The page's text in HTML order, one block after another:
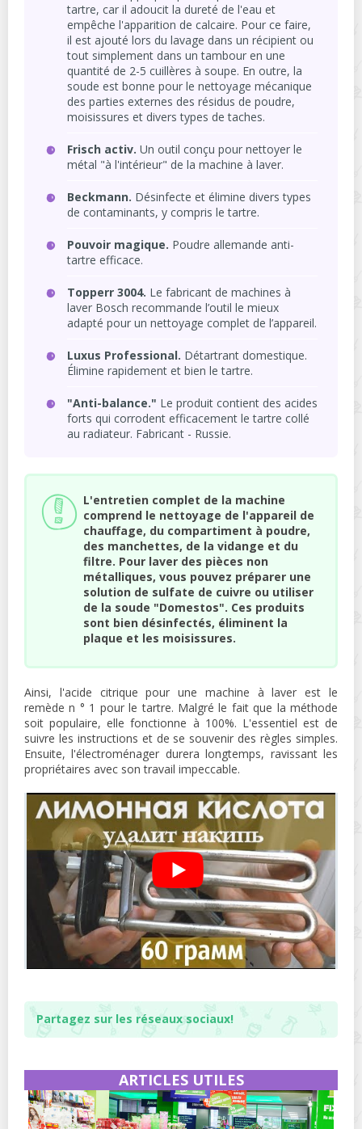
tartre, car il adoucit la dureté de l'eau et
empêche l'apparition de calcaire. Pour ce faire,
il est ajouté lors du lavage dans un récipient ou
tout simplement dans un tambour en une
quantité de 2-5 cuillères à soupe. En outre, la
soude est bonne pour le nettoyage mécanique
des parties externes des résidus de poudre,
moisissures et divers types de taches.
Frisch activ. Un outil conçu pour nettoyer le
métal "à l'intérieur" de la machine à laver.
Beckmann. Désinfecte et élimine divers types
de contaminants, y compris le tartre.
Pouvoir magique. Poudre allemande anti-
tartre efficace.
Topperr 3004. Le fabricant de machines à
laver Bosch recommande l’outil le mieux
adapté pour un nettoyage complet de l’appareil.
Luxus Professional. Détartrant domestique.
Élimine rapidement et bien le tartre.
"Anti-balance." Le produit contient des acides
forts qui corrodent efficacement le tartre collé
au radiateur. Fabricant - Russie.
L'entretien complet de la machine
comprend le nettoyage de l'appareil de
chauffage, du compartiment à poudre,
des manchettes, de la vidange et du
filtre. Pour laver des pièces non
métalliques, vous pouvez préparer une
solution de sulfate de cuivre ou utiliser
de la soude "Domestos". Ces produits
sont bien désinfectés, éliminent la
plaque et les moisissures.
Ainsi, l'acide citrique pour une machine à laver est le
remède n ° 1 pour le tartre. Malgré le fait que la méthode
soit populaire, elle fonctionne à 100%. L'essentiel est de
suivre les instructions et de se souvenir des règles simples.
Ensuite, l'électroménager durera longtemps, ravissant les
propriétaires avec son travail impeccable.
Partagez sur les réseaux sociaux!
ARTICLES UTILES